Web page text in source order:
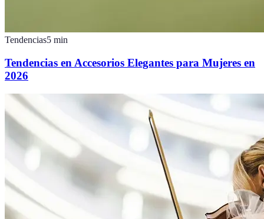
Tendencias5 min
Tendencias en Accesorios Elegantes para Mujeres en
2026